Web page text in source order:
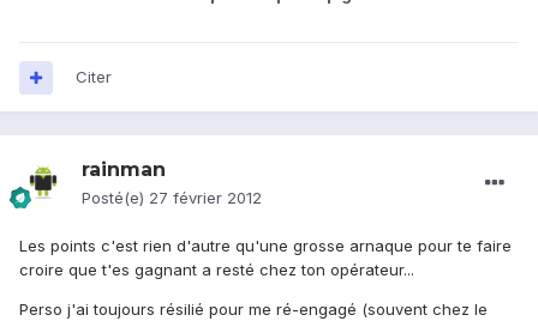
Citer
rainman
Posté(e) 27 février 2012
Les points c'est rien d'autre qu'une grosse arnaque pour te faire
croire que t'es gagnant a resté chez ton opérateur...
Perso j'ai toujours résilié pour me ré-engagé (souvent chez le